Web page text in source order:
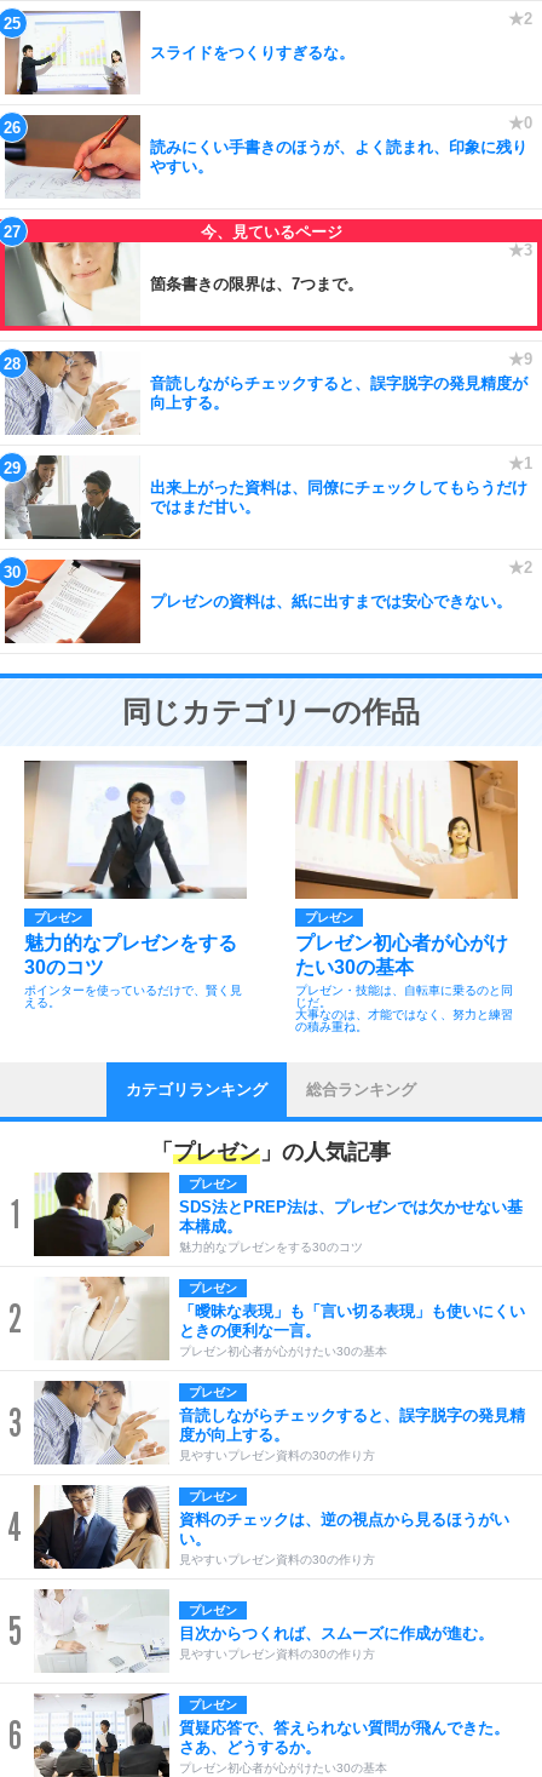
スライドをつくりすぎるな。
読みにくい手書きのほうが、よく読まれ、印象に残り
やすい。
箇条書きの限界は、7つまで。
音読しながらチェックすると、誤字脱字の発見精度が
向上する。
出来上がった資料は、同僚にチェックしてもらうだけ
ではまだ甘い。
プレゼンの資料は、紙に出すまでは安心できない。
同じカテゴリーの作品
プレゼン
魅力的なプレゼンをする
30のコツ
ポインターを使っているだけで、賢く見
える。
プレゼン
プレゼン初心者が心がけ
たい30の基本
プレゼン・技能は、自転車に乗るのと同
じだ。
大事なのは、才能ではなく、努力と練習
の積み重ね。
カテゴリランキング 総合ランキング
「 プレゼン 」の人気記事
1
プレゼン
SDS法とPREP法は、プレゼンでは欠かせない基
本構成。
魅力的なプレゼンをする30のコツ
2
プレゼン
「曖昧な表現」も「言い切る表現」も使いにくい
ときの便利な一言。
プレゼン初心者が心がけたい30の基本
3
プレゼン
音読しながらチェックすると、誤字脱字の発見精
度が向上する。
見やすいプレゼン資料の30の作り方
4
プレゼン
資料のチェックは、逆の視点から見るほうがい
い。
見やすいプレゼン資料の30の作り方
5 プレゼン
目次からつくれば、スムーズに作成が進む。
見やすいプレゼン資料の30の作り方
6
プレゼン
質疑応答で、答えられない質問が飛んできた。
さあ、どうするか。
プレゼン初心者が心がけたい30の基本